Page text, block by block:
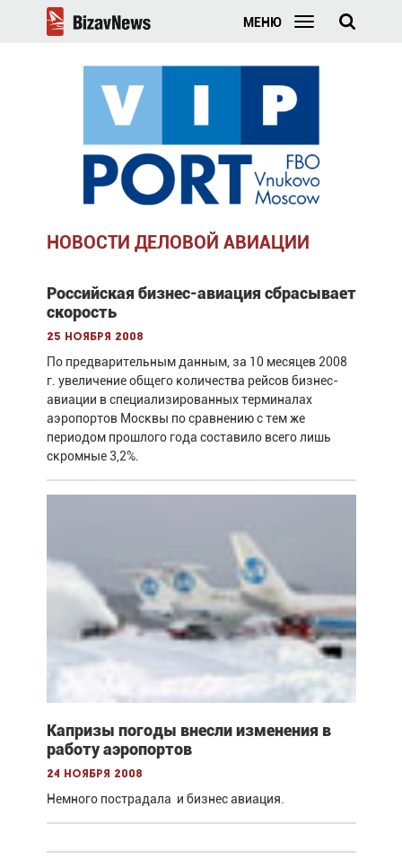
МЕНЮ
НОВОСТИ ДЕЛОВОЙ АВИАЦИИ
Российская бизнес-авиация сбрасывает
скорость
25 ноября 2008
По предварительным данным, за 10 месяцев 2008
г. увеличение общего количества рейсов бизнес-
авиации в специализированных терминалах
аэропортов Москвы по сравнению с тем же
периодом прошлого года составило всего лишь
скромные 3,2%.
Капризы погоды внесли изменения в
работу аэропортов
24 ноября 2008
Немного пострадала и бизнес авиация.